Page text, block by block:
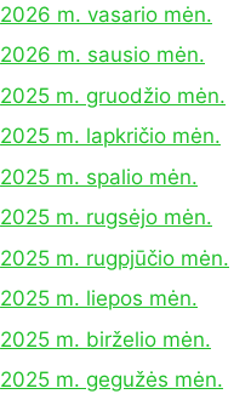
2026 m. vasario mėn.
2026 m. sausio mėn.
2025 m. gruodžio mėn.
2025 m. lapkričio mėn.
2025 m. spalio mėn.
2025 m. rugsėjo mėn.
2025 m. rugpjūčio mėn.
2025 m. liepos mėn.
2025 m. birželio mėn.
2025 m. gegužės mėn.